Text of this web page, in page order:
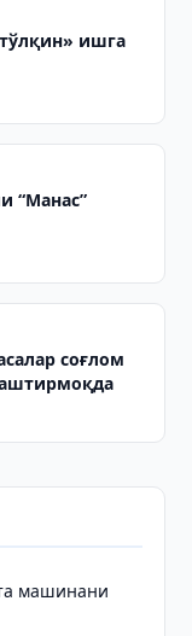
ишга
“Манас”
соғлом
машинани